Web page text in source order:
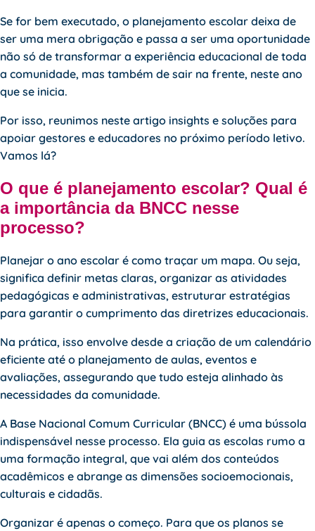
Se for bem executado, o planejamento escolar deixa de
ser uma mera obrigação e passa a ser uma oportunidade
não só de transformar a experiência educacional de toda
a comunidade, mas também de sair na frente, neste ano
que se inicia.
Por isso, reunimos neste artigo insights e soluções para
apoiar gestores e educadores no próximo período letivo.
Vamos lá?
O que é planejamento escolar? Qual é
a importância da BNCC nesse
processo?
Planejar o ano escolar é como traçar um mapa. Ou seja,
significa definir metas claras, organizar as atividades
pedagógicas e administrativas, estruturar estratégias
para garantir o cumprimento das diretrizes educacionais.
Na prática, isso envolve desde a criação de um calendário
eficiente até o planejamento de aulas, eventos e
avaliações, assegurando que tudo esteja alinhado às
necessidades da comunidade.
A Base Nacional Comum Curricular (BNCC) é uma bússola
indispensável nesse processo. Ela guia as escolas rumo a
uma formação integral, que vai além dos conteúdos
acadêmicos e abrange as dimensões socioemocionais,
culturais e cidadãs.
Organizar é apenas o começo. Para que os planos se